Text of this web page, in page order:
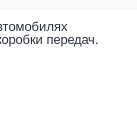
передач.